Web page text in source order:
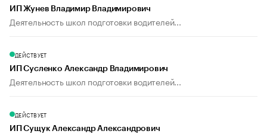
ИП Жунев Владимир Владимирович
Деятельность школ подготовки водителей...
ДЕЙСТВУЕТ
ИП Сусленко Александр Владимирович
Деятельность школ подготовки водителей...
ДЕЙСТВУЕТ
ИП Сущук Александр Александрович